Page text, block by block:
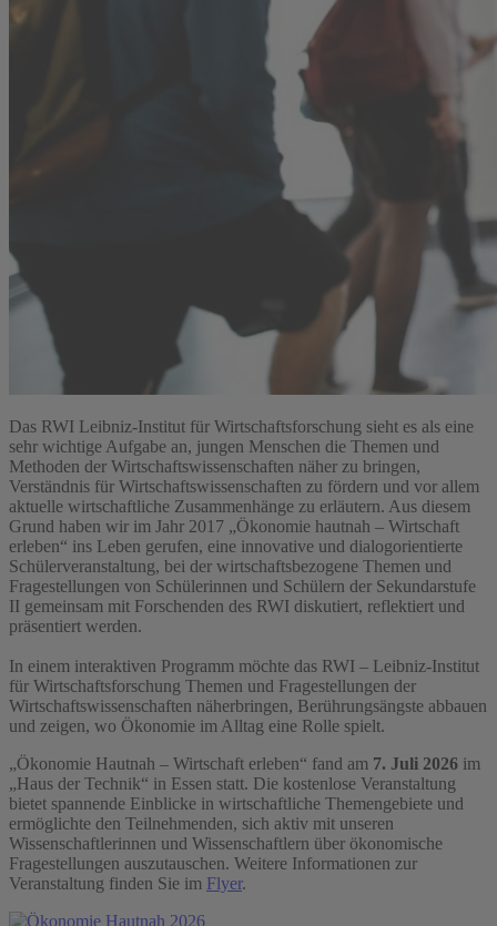
Das RWI Leibniz-Institut für Wirtschaftsforschung sieht es als eine
sehr wichtige Aufgabe an, jungen Menschen die Themen und
Methoden der Wirtschaftswissenschaften näher zu bringen,
Verständnis für Wirtschaftswissenschaften zu fördern und vor allem
aktuelle wirtschaftliche Zusammenhänge zu erläutern. Aus diesem
Grund haben wir im Jahr 2017 „Ökonomie hautnah – Wirtschaft
erleben“ ins Leben gerufen, eine innovative und dialogorientierte
Schülerveranstaltung, bei der wirtschaftsbezogene Themen und
Fragestellungen von Schülerinnen und Schülern der Sekundarstufe
II gemeinsam mit Forschenden des RWI diskutiert, reflektiert und
präsentiert werden.
In einem interaktiven Programm möchte das RWI – Leibniz-Institut
für Wirtschaftsforschung Themen und Fragestellungen der
Wirtschaftswissenschaften näherbringen, Berührungsängste abbauen
und zeigen, wo Ökonomie im Alltag eine Rolle spielt.
„Ökonomie Hautnah – Wirtschaft erleben“ fand am 7. Juli 2026 im
„Haus der Technik“ in Essen statt. Die kostenlose Veranstaltung
bietet spannende Einblicke in wirtschaftliche Themengebiete und
ermöglichte den Teilnehmenden, sich aktiv mit unseren
Wissenschaftlerinnen und Wissenschaftlern über ökonomische
Fragestellungen auszutauschen. Weitere Informationen zur
Veranstaltung finden Sie im Flyer.